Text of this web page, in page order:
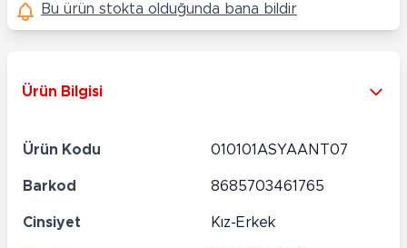
Bu ürün stokta olduğunda bana bildir
Ürün Bilgisi
Ürün Kodu 010101ASYAANT07
Barkod 8685703461765
Cinsiyet Kız-Erkek